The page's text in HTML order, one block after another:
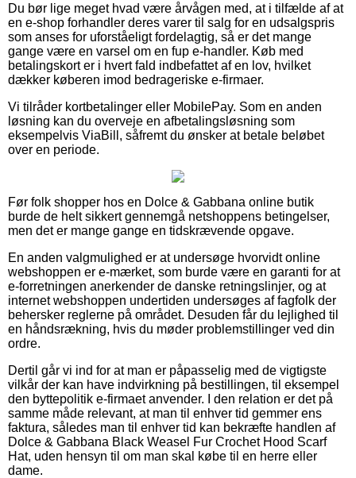
Du bør lige meget hvad være årvågen med, at i tilfælde af at
en e-shop forhandler deres varer til salg for en udsalgspris
som anses for uforståeligt fordelagtig, så er det mange
gange være en varsel om en fup e-handler. Køb med
betalingskort er i hvert fald indbefattet af en lov, hvilket
dækker køberen imod bedrageriske e-firmaer.
Vi tilråder kortbetalinger eller MobilePay. Som en anden
løsning kan du overveje en afbetalingsløsning som
eksempelvis ViaBill, såfremt du ønsker at betale beløbet
over en periode.
Før folk shopper hos en Dolce & Gabbana online butik
burde de helt sikkert gennemgå netshoppens betingelser,
men det er mange gange en tidskrævende opgave.
En anden valgmulighed er at undersøge hvorvidt online
webshoppen er e-mærket, som burde være en garanti for at
e-forretningen anerkender de danske retningslinjer, og at
internet webshoppen undertiden undersøges af fagfolk der
behersker reglerne på området. Desuden får du lejlighed til
en håndsrækning, hvis du møder problemstillinger ved din
ordre.
Dertil går vi ind for at man er påpasselig med de vigtigste
vilkår der kan have indvirkning på bestillingen, til eksempel
den byttepolitik e-firmaet anvender. I den relation er det på
samme måde relevant, at man til enhver tid gemmer ens
faktura, således man til enhver tid kan bekræfte handlen af
Dolce & Gabbana Black Weasel Fur Crochet Hood Scarf
Hat, uden hensyn til om man skal købe til en herre eller
dame.